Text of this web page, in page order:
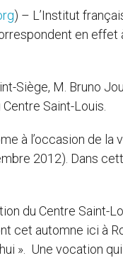
) – L’Institut
en effet
Siège, M. Bruno
Saint-Louis.
à l’occasion de
2012). Dans
du Centre Saint-
cet automne ici à
». Une vocation